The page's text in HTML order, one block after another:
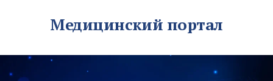
Медицинский портал